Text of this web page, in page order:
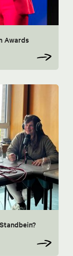
Awards